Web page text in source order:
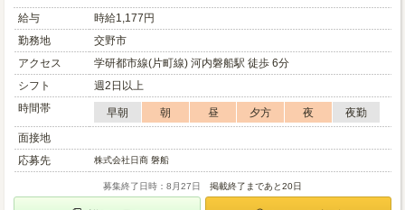
給与
時給1,177円
勤務地
交野市
アクセス
学研都市線(片町線) 河内磐船駅 徒歩 6分
シフト
週2日以上
時間帯
早朝 朝 昼 夕方 夜
夜勤
面接地
応募先
株式会社日商 磐船
募集終了日時：8月27日 掲載終了まであと20日